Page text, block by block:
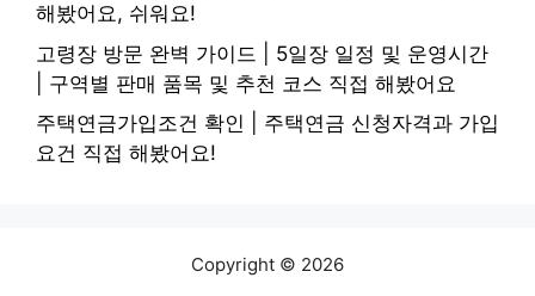
해봤어요, 쉬워요!
고령장 방문 완벽 가이드 | 5일장 일정 및 운영시간
| 구역별 판매 품목 및 추천 코스 직접 해봤어요
주택연금가입조건 확인 | 주택연금 신청자격과 가입
요건 직접 해봤어요!
Copyright © 2026